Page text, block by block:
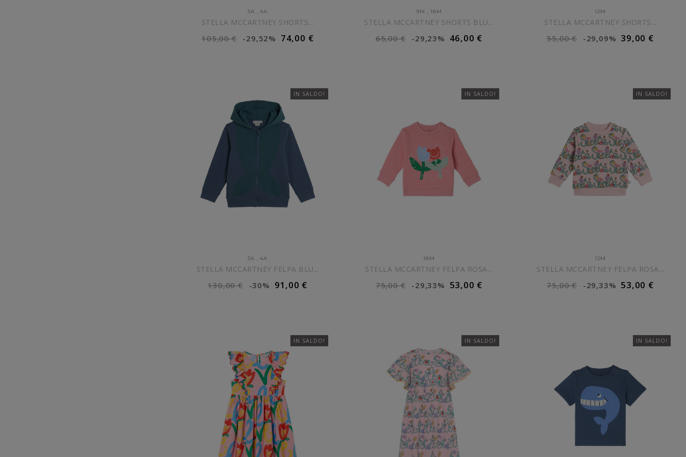
3A ,4A
STELLA MCCARTNEY SHORTS...
105,00 € -29,52% 74,00 €
AGGIUNGI AL CARRELLO
9M , 18M
STELLA MCCARTNEY SHORTS BLU...
65,00 € -29,23% 46,00 €
AGGIUNGI AL CARRELLO
12M
STELLA MCCARTNEY SHORTS...
55,00 € -29,09% 39,00 €
AGGIUNGI AL CARRELLO
IN SALDO!
3A ,4A
STELLA MCCARTNEY FELPA BLU...
130,00 € -30% 91,00 €
AGGIUNGI AL CARRELLO
IN SALDO!
18M
STELLA MCCARTNEY FELPA ROSA...
75,00 € -29,33% 53,00 €
AGGIUNGI AL CARRELLO
IN SALDO!
12M
STELLA MCCARTNEY FELPA ROSA...
75,00 € -29,33% 53,00 €
AGGIUNGI AL CARRELLO
IN SALDO! IN SALDO! IN SALDO!